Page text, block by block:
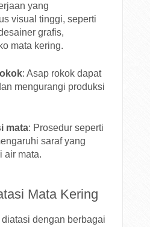
yang
visual tinggi, seperti
grafis,
mata kering.
: Asap rokok dapat
mengurangi produksi
mata: Prosedur seperti
saraf yang
air mata.
Mata Kering
dengan berbagai